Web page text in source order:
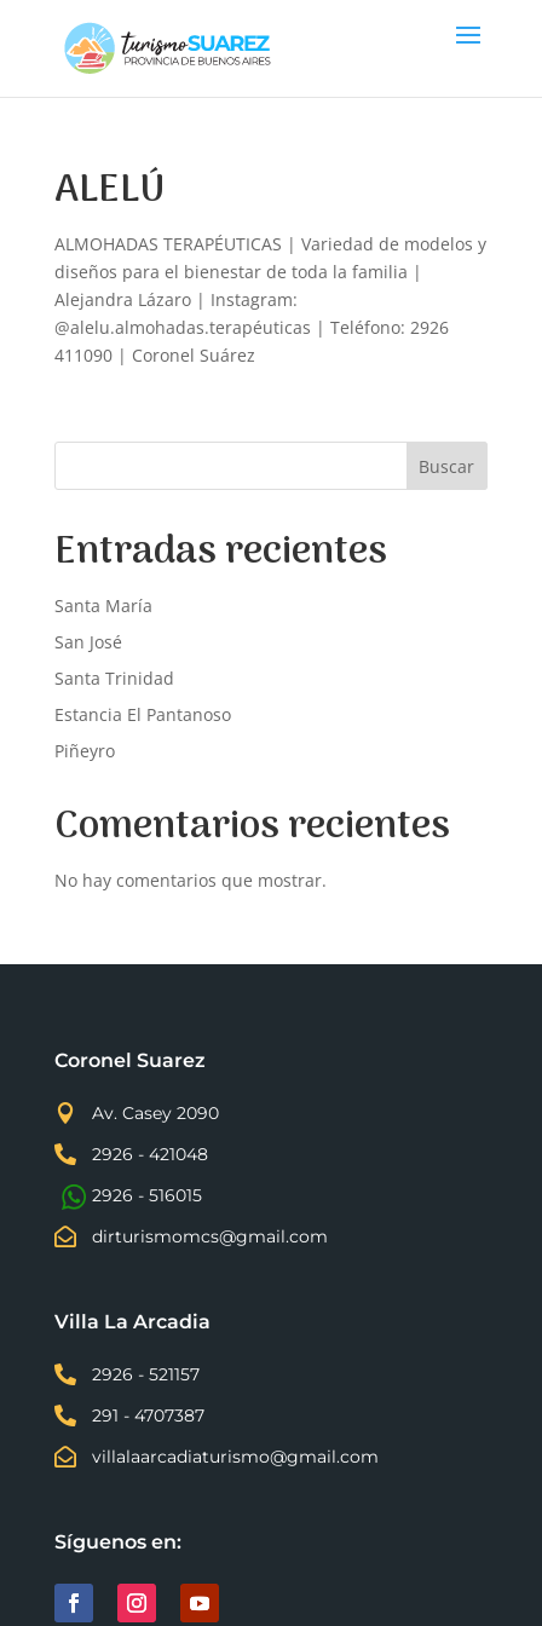
ALELÚ
ALMOHADAS TERAPÉUTICAS | Variedad de modelos y
diseños para el bienestar de toda la familia |
Alejandra Lázaro | Instagram:
@alelu.almohadas.terapéuticas | Teléfono: 2926
411090 | Coronel Suárez
Buscar
Entradas recientes
Santa María
San José
Santa Trinidad
Estancia El Pantanoso
Piñeyro
Comentarios recientes
No hay comentarios que mostrar.
Coronel Suarez

Av. Casey 2090

2926 - 421048
2926 - 516015

dirturismomcs@gmail.com
Villa La Arcadia

2926 - 521157

291 - 4707387

villalaarcadiaturismo@gmail.com
Síguenos en: